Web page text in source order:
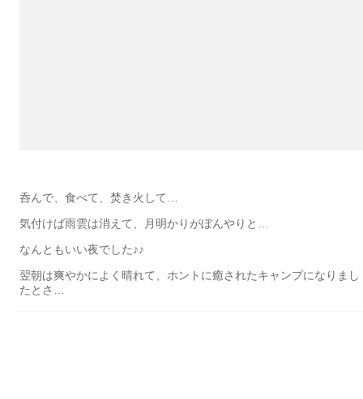
呑んで、食べて、焚き火して…
気付けば雨雲は消えて、月明かりがぼんやりと…
なんともいい夜でした♪♪
翌朝は爽やかによく晴れて、ホントに癒されたキャンプになりまし
たとさ…